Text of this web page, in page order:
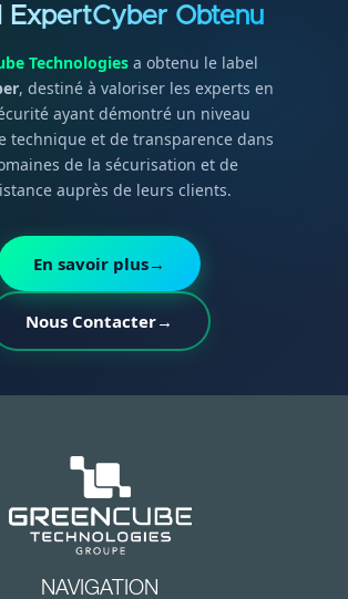
ExpertCyber Obtenu
Technologies a obtenu le label
, destiné à valoriser les experts en
ayant démontré un niveau
technique et de transparence dans
de la sécurisation et de
auprès de leurs clients.
En savoir plus→
Nous Contacter→
NAVIGATION